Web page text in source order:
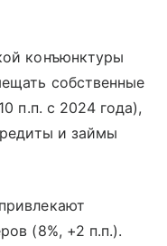
конъюнктуры
собственные
п.п. с 2024 года),
и займы
(8%, +2 п.п.).